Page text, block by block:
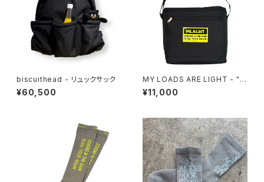
biscuithead - リュックサック
¥60,500
MY LOADS ARE LIGHT - "S,
I,T,R,B,Y,B" SQUARE BAG
¥11,000